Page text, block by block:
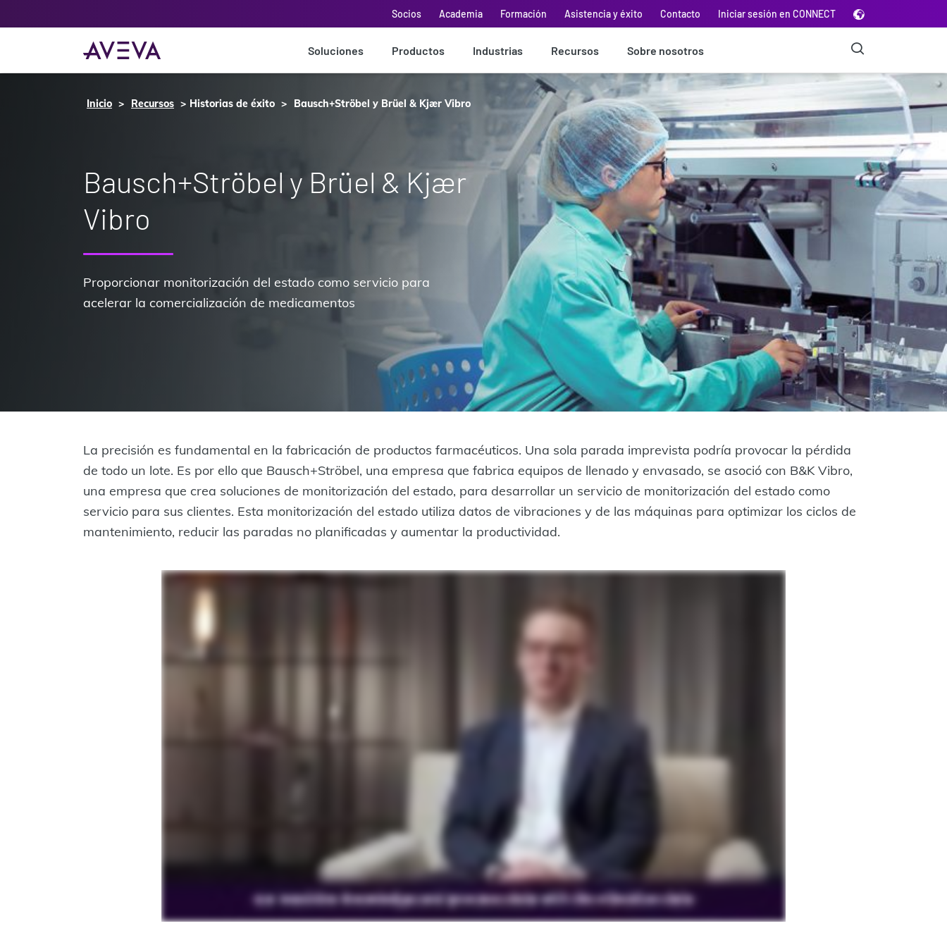
Socios Academia Formación Asistencia y éxito Contacto Iniciar sesión en CONNECT
Soluciones Productos Industrias Recursos Sobre nosotros
Inicio Recursos Historias de éxito Bausch+Ströbel y Brüel & Kjær Vibro
Bausch+Ströbel y Brüel & Kjær
Vibro
Proporcionar monitorización del estado como servicio para
acelerar la comercialización de medicamentos
La precisión es fundamental en la fabricación de productos farmacéuticos. Una sola parada imprevista podría provocar la pérdida
de todo un lote. Es por ello que Bausch+Ströbel, una empresa que fabrica equipos de llenado y envasado, se asoció con B&K Vibro,
una empresa que crea soluciones de monitorización del estado, para desarrollar un servicio de monitorización del estado como
servicio para sus clientes. Esta monitorización del estado utiliza datos de vibraciones y de las máquinas para optimizar los ciclos de
mantenimiento, reducir las paradas no planificadas y aumentar la productividad.